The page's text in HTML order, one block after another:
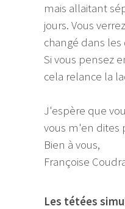
mais allaitant
jours. Vous
changé dans
Si vous pensez
cela relance la
J'espère que
vous m'en dites
Bien à vous,
Françoise
Les tétées